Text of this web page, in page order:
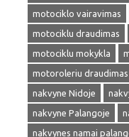
motociklo vairavimas
motociklu draudimas
motociklu mokykla
motoroleriu draudimas
nakvyne Nidoje
nakvyne Palangoje
nakvynes namai